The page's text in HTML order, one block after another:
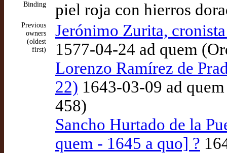
Binding piel roja con hierros
Previous
owners
(oldest
first)
Jerónimo Zurita,
1577-04-24 ad quem
Lorenzo Ramírez de
22) 1643-03-09 ad
458)
Sancho Hurtado de la
quem - 1645 a quo] ?